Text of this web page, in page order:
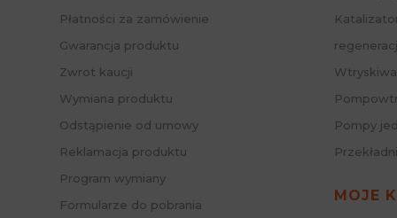
obniżyć
Płatności za zamówienie
Gwarancja produktu
Zwrot kaucji
Wymiana produktu
Odstąpienie od umowy
Reklamacja produktu
Program wymiany
Formularze do pobrania
Pompy
MOJE